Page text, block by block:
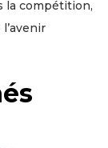
la compétition,